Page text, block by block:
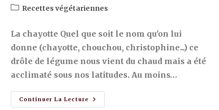
Recettes végétariennes
La chayotte Quel que soit le nom qu'on lui
donne (chayotte, chouchou, christophine...) ce
drôle de légume nous vient du chaud mais a été
acclimaté sous nos latitudes. Au moins…
Continuer La Lecture